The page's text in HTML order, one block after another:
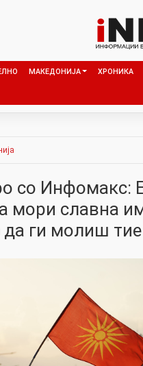
МАКЕДОНИЈА ХРОНИКА
со Инфомакс:
мори славна
да ги молиш